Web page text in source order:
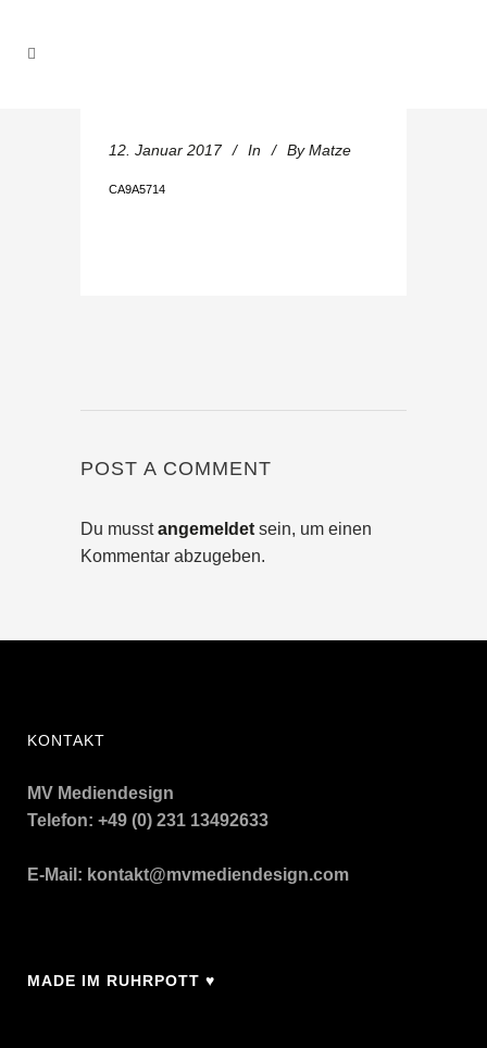
12. Januar 2017 In By Matze
CA9A5714
POST A COMMENT
Du musstangemeldet sein, um einen
Kommentar abzugeben.
KONTAKT
MV Mediendesign
Telefon: +49 (0) 231 13492633
E-Mail: kontakt@mvmediendesign.com
MADE IM RUHRPOTT ♥